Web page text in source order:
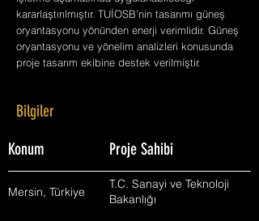
kararlaştırılmıştır. TUİOSB’nin tasarımı güneş
oryantasyonu yönünden enerji verimlidir. Güneş
oryantasyonu ve yönelim analizleri konusunda
proje tasarım ekibine destek verilmiştir.
Bilgiler
Konum Proje Sahibi
Mersin, Türkiye
T.C. Sanayi ve Teknoloji
Bakanlığı